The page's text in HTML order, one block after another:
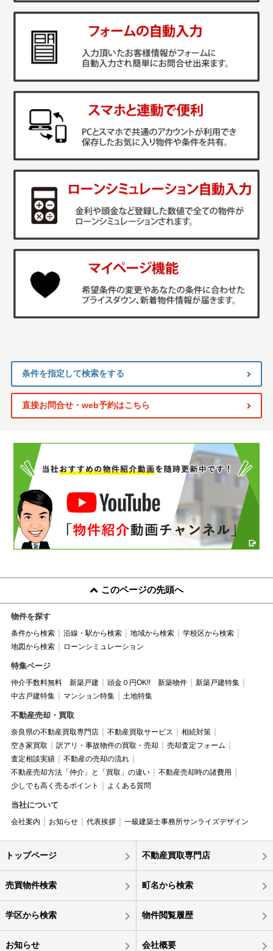
条件を指定して検索をする
直接お問合せ・web予約はこちら
このページの先頭へ
物件を探す
条件から検索 沿線・駅から検索 地域から検索
学校区から検索
地図から検索
ローンシミュレーション
特集ページ
仲介手数料無料 新築戸建 頭金０円OK!! 新築物件
新築戸建特集
中古戸建特集
マンション特集 土地特集
不動産売却・買取
奈良県の不動産買取専門店 不動産買取サービス
相続対策
空き家買取
訳アリ・事故物件の買取・売却
売却査定フォーム
査定相談実績
不動産の売却の流れ
不動産売却方法「仲介」と「買取」の違い
不動産売却時の諸費用
少しでも高く売るポイント
よくある質問
当社について
会社案内 お知らせ 代表挨拶 一級建築士事務所サンライズデザイン
トップページ 不動産買取専門店
売買物件検索 町名から検索
学区から検索 物件閲覧履歴
お知らせ 会社概要